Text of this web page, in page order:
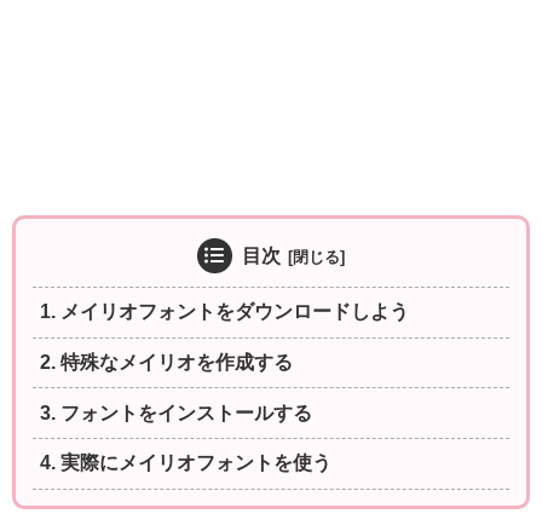
目次
1. メイリオフォントをダウンロードしよう
2. 特殊なメイリオを作成する
3. フォントをインストールする
4. 実際にメイリオフォントを使う